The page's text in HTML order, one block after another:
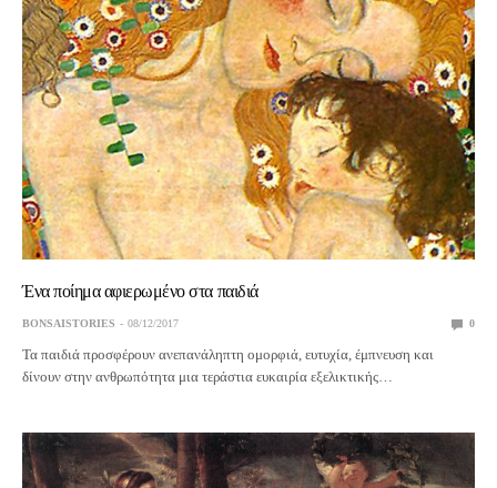
Ένα ποίημα αφιερωμένο στα παιδιά
BONSAISTORIES 08/12/2017 0
Τα παιδιά προσφέρουν ανεπανάληπτη ομορφιά, ευτυχία, έμπνευση και
δίνουν στην ανθρωπότητα μια τεράστια ευκαιρία εξελικτικής…